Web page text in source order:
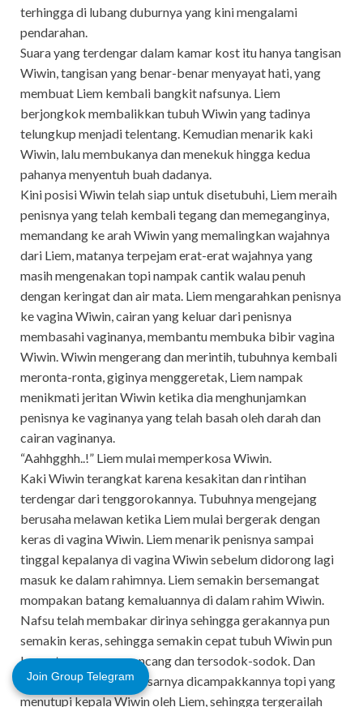
terhingga di lubang duburnya yang kini mengalami
pendarahan.
Suara yang terdengar dalam kamar kost itu hanya tangisan
Wiwin, tangisan yang benar-benar menyayat hati, yang
membuat Liem kembali bangkit nafsunya. Liem
berjongkok membalikkan tubuh Wiwin yang tadinya
telungkup menjadi telentang. Kemudian menarik kaki
Wiwin, lalu membukanya dan menekuk hingga kedua
pahanya menyentuh buah dadanya.
Kini posisi Wiwin telah siap untuk disetubuhi, Liem meraih
penisnya yang telah kembali tegang dan memeganginya,
memandang ke arah Wiwin yang memalingkan wajahnya
dari Liem, matanya terpejam erat-erat wajahnya yang
masih mengenakan topi nampak cantik walau penuh
dengan keringat dan air mata. Liem mengarahkan penisnya
ke vagina Wiwin, cairan yang keluar dari penisnya
membasahi vaginanya, membantu membuka bibir vagina
Wiwin. Wiwin mengerang dan merintih, tubuhnya kembali
meronta-ronta, giginya menggeretak, Liem nampak
menikmati jeritan Wiwin ketika dia menghunjamkan
penisnya ke vaginanya yang telah basah oleh darah dan
cairan vaginanya.
“Aahhgghh..!” Liem mulai memperkosa Wiwin.
Kaki Wiwin terangkat karena kesakitan dan rintihan
terdengar dari tenggorokannya. Tubuhnya mengejang
berusaha melawan ketika Liem mulai bergerak dengan
keras di vagina Wiwin. Liem menarik penisnya sampai
tinggal kepalanya di vagina Wiwin sebelum didorong lagi
masuk ke dalam rahimnya. Liem semakin bersemangat
mompakan batang kemaluannya di dalam rahim Wiwin.
Nafsu telah membakar dirinya sehingga gerakannya pun
semakin keras, sehingga semakin cepat tubuh Wiwin pun
lemas tergoncang-goncang dan tersodok-sodok. Dan
suatu ketika dengan kasarnya dicampakkannya topi yang
menutupi kepala Wiwin oleh Liem, sehingga tergerailah
Join Group Telegram